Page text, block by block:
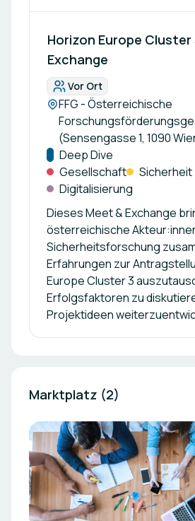
Horizon Europe Cluster
Exchange
Format:
Vor Ort
Location:
FFG - Österreichische
(Sensengasse 1, 1090
Kategorie:
Deep Dive
Gesellschaft
Sicherheit
Digitalisierung
Dieses Meet & Exchange
österreichische
Sicherheitsforschung
Erfahrungen zur
Europe Cluster 3
Erfolgsfaktoren zu
Projektideen
Marktplatz (2)